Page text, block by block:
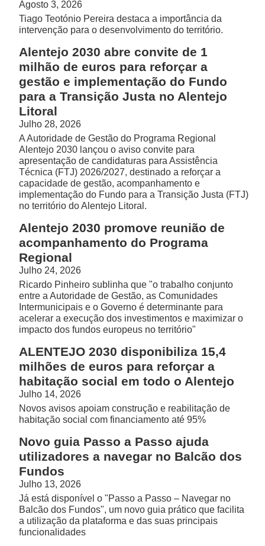
Agosto 3, 2026
Tiago Teotónio Pereira destaca a importância da
intervenção para o desenvolvimento do território.
Alentejo 2030 abre convite de 1
milhão de euros para reforçar a
gestão e implementação do Fundo
para a Transição Justa no Alentejo
Litoral
Julho 28, 2026
A Autoridade de Gestão do Programa Regional
Alentejo 2030 lançou o aviso convite para
apresentação de candidaturas para Assistência
Técnica (FTJ) 2026/2027, destinado a reforçar a
capacidade de gestão, acompanhamento e
implementação do Fundo para a Transição Justa (FTJ)
no território do Alentejo Litoral.
Alentejo 2030 promove reunião de
acompanhamento do Programa
Regional
Julho 24, 2026
Ricardo Pinheiro sublinha que "o trabalho conjunto
entre a Autoridade de Gestão, as Comunidades
Intermunicipais e o Governo é determinante para
acelerar a execução dos investimentos e maximizar o
impacto dos fundos europeus no território"
ALENTEJO 2030 disponibiliza 15,4
milhões de euros para reforçar a
habitação social em todo o Alentejo
Julho 14, 2026
Novos avisos apoiam construção e reabilitação de
habitação social com financiamento até 95%
Novo guia Passo a Passo ajuda
utilizadores a navegar no Balcão dos
Fundos
Julho 13, 2026
Já está disponível o "Passo a Passo – Navegar no
Balcão dos Fundos", um novo guia prático que facilita
a utilização da plataforma e das suas principais
funcionalidades